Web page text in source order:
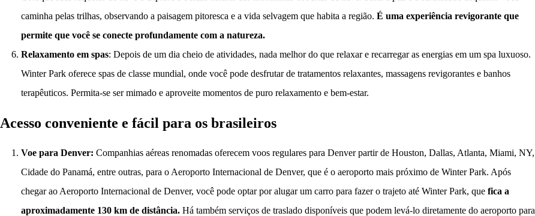
caminha pelas trilhas, observando a paisagem pitoresca e a vida selvagem que habita a região. É uma experiência revigorante que
permite que você se conecte profundamente com a natureza.
Relaxamento em spas: Depois de um dia cheio de atividades, nada melhor do que relaxar e recarregar as energias em um spa luxuoso.
Winter Park oferece spas de classe mundial, onde você pode desfrutar de tratamentos relaxantes, massagens revigorantes e banhos
terapêuticos. Permita-se ser mimado e aproveite momentos de puro relaxamento e bem-estar.
Acesso conveniente e fácil para os brasileiros
Voe para Denver: Companhias aéreas renomadas oferecem voos regulares para Denver partir de Houston, Dallas, Atlanta, Miami, NY,
Cidade do Panamá, entre outras, para o Aeroporto Internacional de Denver, que é o aeroporto mais próximo de Winter Park. Após
chegar ao Aeroporto Internacional de Denver, você pode optar por alugar um carro para fazer o trajeto até Winter Park, que fica a
aproximadamente 130 km de distância. Há também serviços de traslado disponíveis que podem levá-lo diretamente do aeroporto para